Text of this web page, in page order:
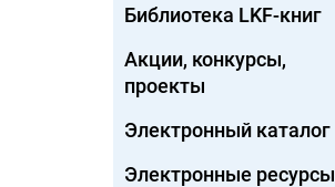
Библиотека LKF-книг
Акции, конкурсы,
проекты
Электронный каталог
Электронные ресурсы